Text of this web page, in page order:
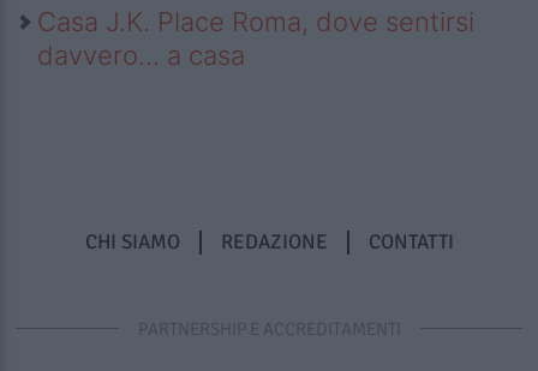
Casa J.K. Place Roma, dove sentirsi
davvero… a casa
CHI SIAMO REDAZIONE CONTATTI
PARTNERSHIP E ACCREDITAMENTI